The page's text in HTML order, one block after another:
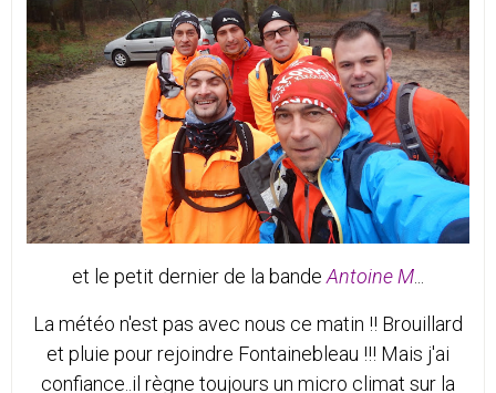
et le petit dernier de la bande Antoine M
La météo n'est pas avec nous ce matin !! Brouillard
et pluie pour rejoindre Fontainebleau !!! Mais j'ai
confiance..il règne toujours un micro climat sur la